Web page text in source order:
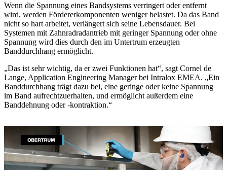
Wenn die Spannung eines Bandsystems verringert oder entfernt
wird, werden Fördererkomponenten weniger belastet. Da das Band
nicht so hart arbeitet, verlängert sich seine Lebensdauer. Bei
Systemen mit Zahnradradantrieb mit geringer Spannung oder ohne
Spannung wird dies durch den im Untertrum erzeugten
Banddurchhang ermöglicht.
„Das ist sehr wichtig, da er zwei Funktionen hat“, sagt Cornel de
Lange, Application Engineering Manager bei Intralox EMEA. „Ein
Banddurchhang trägt dazu bei, eine geringe oder keine Spannung
im Band aufrechtzuerhalten, und ermöglicht außerdem eine
Banddehnung oder -kontraktion.“